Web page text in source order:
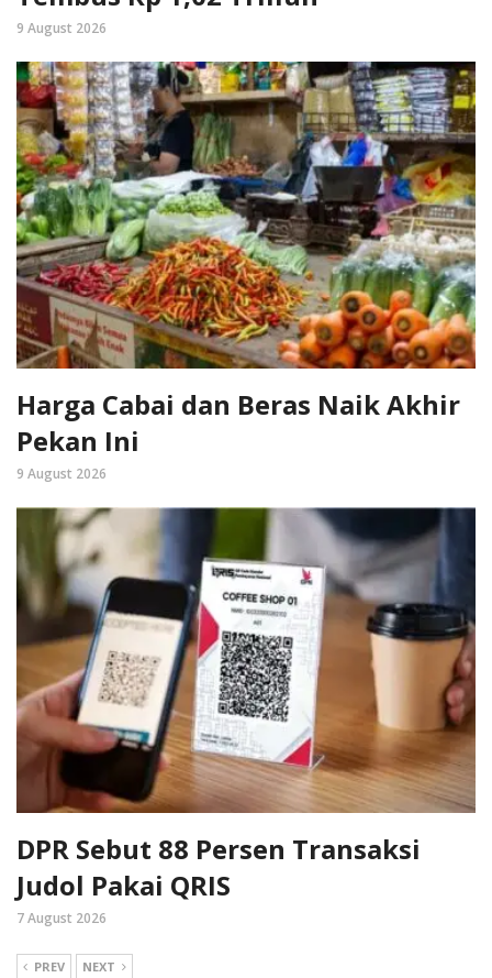
9 August 2026
Harga Cabai dan Beras Naik Akhir
Pekan Ini
9 August 2026
DPR Sebut 88 Persen Transaksi
Judol Pakai QRIS
7 August 2026
PREV NEXT